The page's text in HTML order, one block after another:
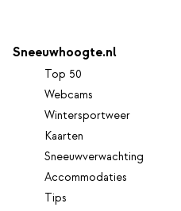
Sneeuwhoogte.nl
Top 50
Webcams
Wintersportweer
Kaarten
Sneeuwverwachting
Accommodaties
Tips